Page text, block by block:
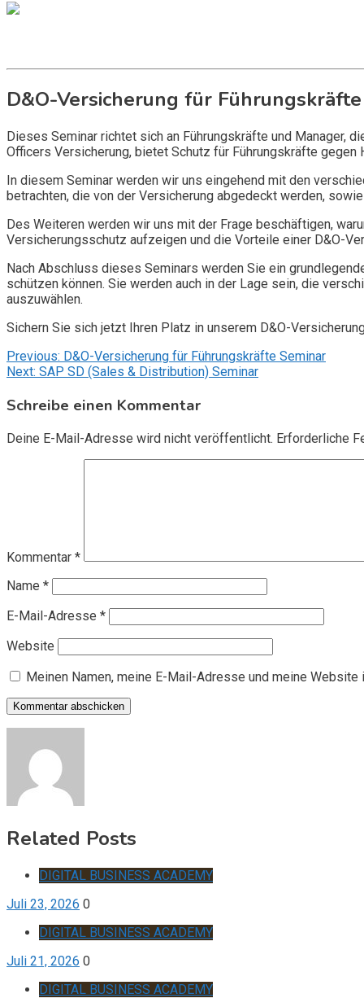
D&O-Versicherung für
Dieses Seminar richtet sich an Führungskräfte und Manager,
Officers Versicherung, bietet Schutz für Führungskräfte
In diesem Seminar werden wir uns eingehend mit den
betrachten, die von der Versicherung abgedeckt werden,
Des Weiteren werden wir uns mit der Frage beschäftigen,
Versicherungsschutz aufzeigen und die Vorteile einer D&O-
Nach Abschluss dieses Seminars werden Sie ein
schützen können. Sie werden auch in der Lage sein, die
auszuwählen.
Sichern Sie sich jetzt Ihren Platz in unserem D&O-
Beitragsnavigation
Previous: D&O-Versicherung für Führungskräfte Seminar
Next: SAP SD (Sales & Distribution) Seminar
Schreibe einen Kommentar
Deine E-Mail-Adresse wird nicht veröffentlicht. Erforderliche
Kommentar *
Name *
E-Mail-Adresse *
Website
Meinen Namen, meine E-Mail-Adresse und meine
Related Posts
DIGITAL BUSINESS ACADEMY
Juli 23, 2026 0
DIGITAL BUSINESS ACADEMY
Juli 21, 2026 0
DIGITAL BUSINESS ACADEMY